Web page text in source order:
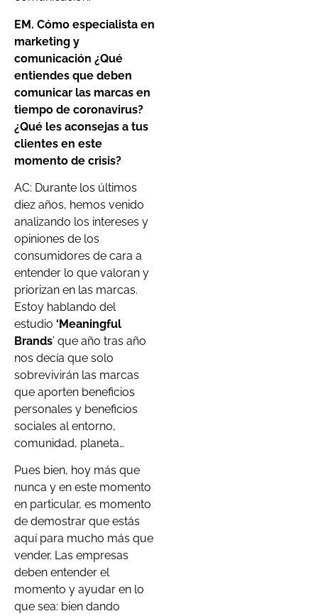
EM. Cómo especialista en
marketing y
comunicación ¿Qué
entiendes que deben
comunicar las marcas en
tiempo de coronavirus?
¿Qué les aconsejas a tus
clientes en este
momento de crisis?
AC: Durante los últimos
diez años, hemos venido
analizando los intereses y
opiniones de los
consumidores de cara a
entender lo que valoran y
priorizan en las marcas.
Estoy hablando del
estudio ‘Meaningful
Brands’ que año tras año
nos decía que solo
sobrevivirán las marcas
que aporten beneficios
personales y beneficios
sociales al entorno,
comunidad, planeta…
Pues bien, hoy más que
nunca y en este momento
en particular, es momento
de demostrar que estás
aquí para mucho más que
vender. Las empresas
deben entender el
momento y ayudar en lo
que sea: bien dando